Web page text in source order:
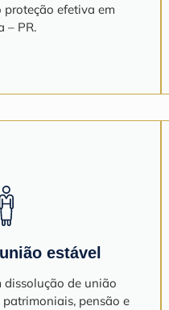
efetiva em
– PR.
estável
dissolução de união
pensão e